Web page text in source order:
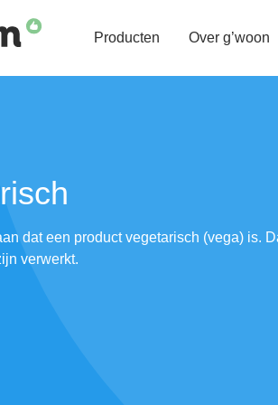
Producten Over g’woon
dat een product vegetarisch (vega) is.
verwerkt.